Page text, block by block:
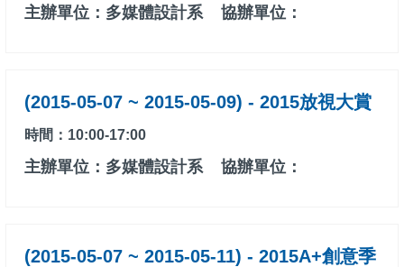
主辦單位：多媒體設計系 協辦單位：
(2015-05-07 ~ 2015-05-09) - 2015放視大賞
時間：10:00-17:00
主辦單位：多媒體設計系 協辦單位：
(2015-05-07 ~ 2015-05-11) - 2015A+創意季